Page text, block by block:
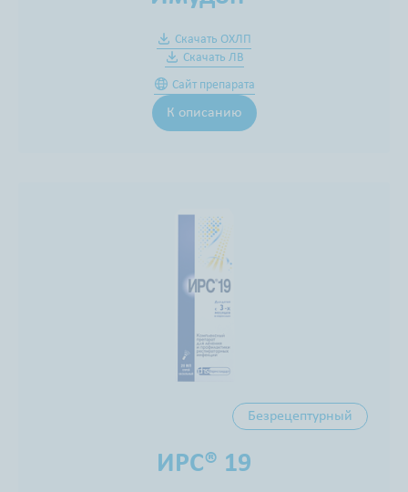
Скачать ОХЛП
Скачать ЛВ
Сайт препарата
К описанию
Безрецептурный
ИРС® 19